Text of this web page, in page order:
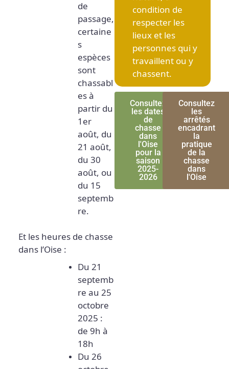
de
passage,
certaine
s
espèces
sont
chassabl
es à
partir du
1er
août, du
21 août,
du 30
août, ou
du 15
septemb
re.
Et les heures de chasse
dans l’Oise :
Du 21
septemb
re au 25
octobre
2025 :
de 9h à
18h
Du 26
condition de
respecter les
lieux et les
personnes qui y
travaillent ou y
chassent.
Consultez
les dates
de
chasse
dans
l'Oise
pour la
saison
2025-
2026
Consultez
les
arrêtés
encadrant
la
pratique
de la
chasse
dans
l'Oise